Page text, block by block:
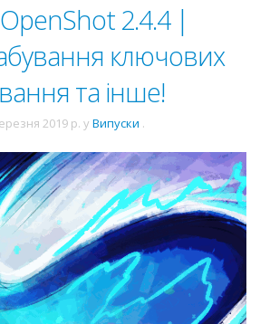
2.4.4 |
ключових
та інше!
2019 р. у Випуски .